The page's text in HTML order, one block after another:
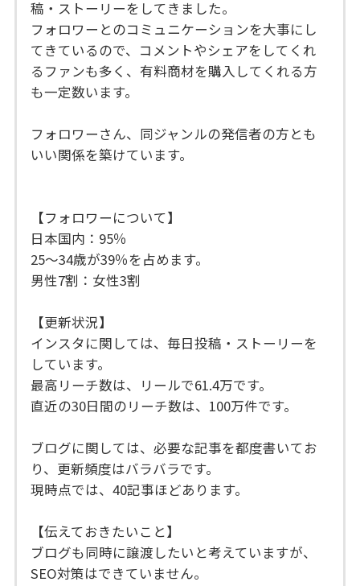
稿・ストーリーをしてきました。
フォロワーとのコミュニケーションを大事にし
てきているので、コメントやシェアをしてくれ
るファンも多く、有料商材を購入してくれる方
も一定数います。
フォロワーさん、同ジャンルの発信者の方とも
いい関係を築けています。
【フォロワーについて】
日本国内：95％
25〜34歳が39％を占めます。
男性7割：女性3割
【更新状況】
インスタに関しては、毎日投稿・ストーリーを
しています。
最高リーチ数は、リールで61.4万です。
直近の30日間のリーチ数は、100万件です。
ブログに関しては、必要な記事を都度書いてお
り、更新頻度はバラバラです。
現時点では、40記事ほどあります。
【伝えておきたいこと】
ブログも同時に譲渡したいと考えていますが、
SEO対策はできていません。